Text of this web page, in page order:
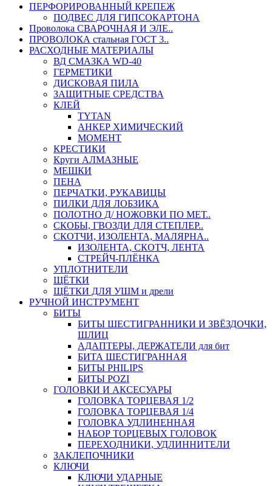
ПЕРФОРИРОВАННЫЙ КРЕПЕЖ
ПОДВЕС ДЛЯ ГИПСОКАРТОНА
Проволока СВАРОЧНАЯ И ЭЛЕ..
ПРОВОЛОКА стальная ГОСТ 3..
РАСХОДНЫЕ МАТЕРИАЛЫ
ВД СМАЗКА WD-40
ГЕРМЕТИКИ
ДИСКОВАЯ ПИЛА
ЗАЩИТНЫЕ СРЕДСТВА
КЛЕЙ
TYTAN
АНКЕР ХИМИЧЕСКИЙ
МОМЕНТ
КРЕСТИКИ
Круги АЛМАЗНЫЕ
МЕШКИ
ПЕНА
ПЕРЧАТКИ, РУКАВИЦЫ
ПИЛКИ ДЛЯ ЛОБЗИКА
ПОЛОТНО Д/ НОЖОВКИ ПО МЕТ..
СКОБЫ, ГВОЗДИ ДЛЯ СТЕПЛЕР..
СКОТЧИ, ИЗОЛЕНТА, МАЛЯРНА..
ИЗОЛЕНТА, СКОТЧ, ЛЕНТА
СТРЕЙЧ-ПЛЁНКА
УПЛОТНИТЕЛИ
ЩЁТКИ
ЩЁТКИ ДЛЯ УШМ и дрели
РУЧНОЙ ИНСТРУМЕНТ
БИТЫ
БИТЫ ШЕСТИГРАННИКИ И ЗВЁЗДОЧКИ,
ШЛИЦ
АДАПТЕРЫ, ДЕРЖАТЕЛИ для бит
БИТА ШЕСТИГРАННАЯ
БИТЫ PHILIPS
БИТЫ POZI
ГОЛОВКИ И АКСЕСУАРЫ
ГОЛОВКА ТОРЦЕВАЯ 1/2
ГОЛОВКА ТОРЦЕВАЯ 1/4
ГОЛОВКА УДЛИНЕННАЯ
НАБОР ТОРЦЕВЫХ ГОЛОВОК
ПЕРЕХОДНИКИ, УДЛИННИТЕЛИ
ЗАКЛЕПОЧНИКИ
КЛЮЧИ
КЛЮЧИ УДАРНЫЕ